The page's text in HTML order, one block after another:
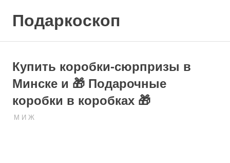
Подаркоскоп
подарить
Купить коробки-сюрпризы в
Минске и 🎁 Подарочные
коробки в коробках 🎁
24.03.2023
ПОДАРЧЕК
М И Ж